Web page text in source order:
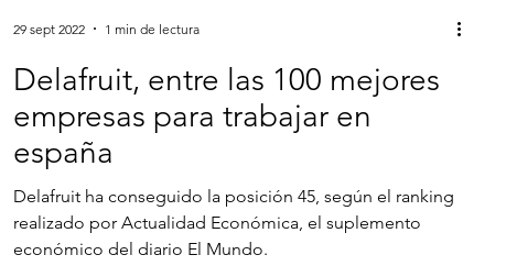
Delafruit, entre las 100 mejores
empresas para trabajar en
españa
Delafruit ha conseguido la posición 45, según el ranking
realizado por Actualidad Económica, el suplemento
económico del diario El Mundo.
29 sept 2022 1 min de lectura